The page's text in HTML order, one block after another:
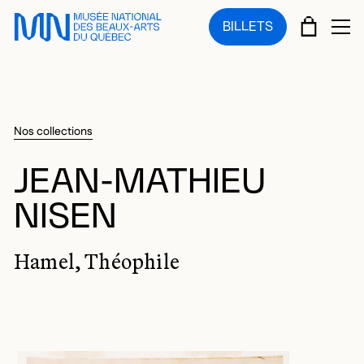
Sauter au menu principal
Sauter au contenu principal
Sauter au pied de page
BILLETS PANIER
Nos collections
JEAN-MATHIEU
NISEN
Hamel, Théophile